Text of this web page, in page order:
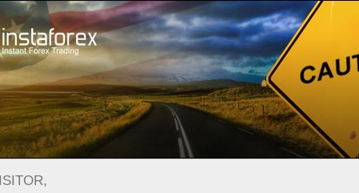
Трейдерам Форекс аналитика
Форекс ТВ
Форекс-ТВ: календарь